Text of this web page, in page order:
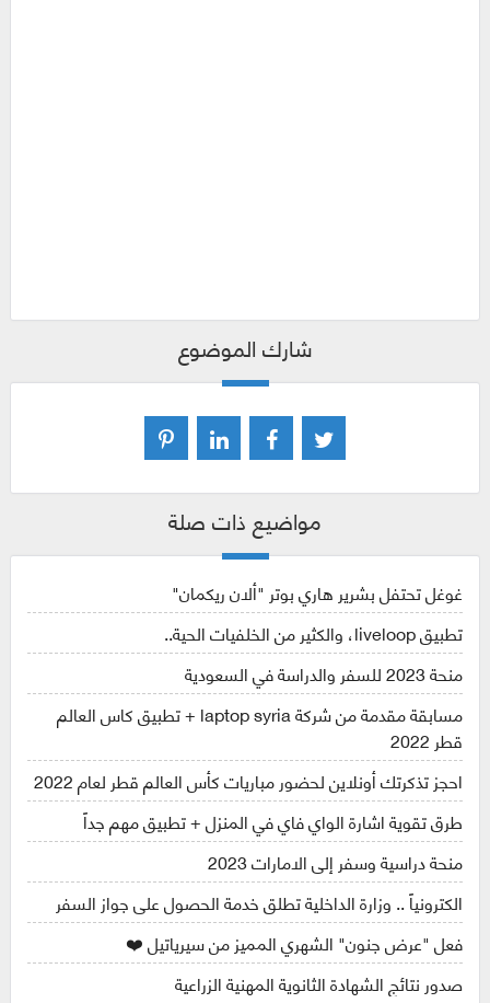
شارك الموضوع
مواضيع ذات صلة
غوغل تحتفل بشرير هاري بوتر "ألان ريكمان"
تطبيق liveloop، والكثير من الخلفيات الحية..
منحة 2023 للسفر والدراسة في السعودية
مسابقة مقدمة من شركة laptop syria + تطبيق كاس العالم
قطر 2022
احجز تذكرتك أونلاين لحضور مباريات كأس العالم قطر لعام 2022
طرق تقوية اشارة الواي فاي في المنزل + تطبيق مهم جداً
منحة دراسية وسفر إلى الامارات 2023
الكترونياً .. وزارة الداخلية تطلق خدمة الحصول على جواز السفر
فعل "عرض جنون" الشهري المميز من سيرياتيل ❤️
صدور نتائج الشهادة الثانوية المهنية الزراعية